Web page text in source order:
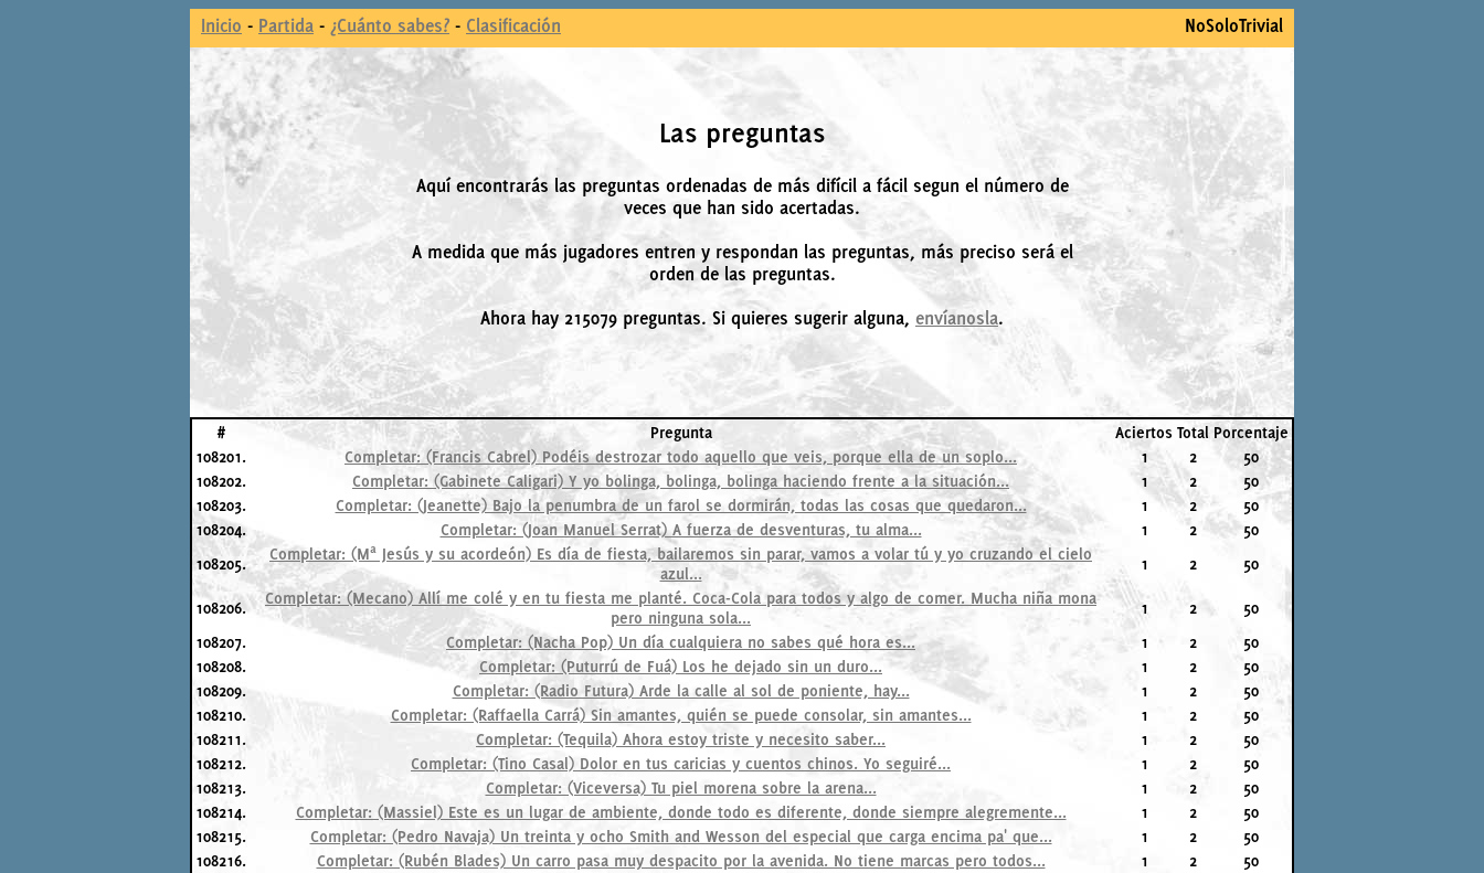
Inicio - Partida - ¿Cuánto sabes? - Clasificación NoSoloTrivial
Las preguntas
Aquí encontrarás las preguntas ordenadas de más difícil a fácil segun el número de
veces que han sido acertadas.
A medida que más jugadores entren y respondan las preguntas, más preciso será el
orden de las preguntas.
Ahora hay 215079 preguntas. Si quieres sugerir alguna, envíanosla.
# Pregunta Aciertos Total Porcentaje
108201.
Completar: (Francis Cabrel) Podéis destrozar todo aquello que veis, porque ella de un soplo... 1 2
50
108202.
Completar: (Gabinete Caligari) Y yo bolinga, bolinga, bolinga haciendo frente a la situación... 1 2
50
108203.
Completar: (Jeanette) Bajo la penumbra de un farol se dormirán, todas las cosas que quedaron... 1 2
50
108204.
Completar: (Joan Manuel Serrat) A fuerza de desventuras, tu alma... 1 2
50
108205.
Completar: (Mª Jesús y su acordeón) Es día de fiesta, bailaremos sin parar, vamos a volar tú y yo cruzando el cielo
azul...
1 2 50
108206.
Completar: (Mecano) Allí me colé y en tu fiesta me planté. Coca-Cola para todos y algo de comer. Mucha niña mona
pero ninguna sola...
1 2
50
108207.
Completar: (Nacha Pop) Un día cualquiera no sabes qué hora es... 1 2
50
108208.
Completar: (Puturrú de Fuá) Los he dejado sin un duro... 1 2
50
108209.
Completar: (Radio Futura) Arde la calle al sol de poniente, hay... 1 2
50
108210.
Completar: (Raffaella Carrá) Sin amantes, quién se puede consolar, sin amantes... 1 2
50
108211.
Completar: (Tequila) Ahora estoy triste y necesito saber... 1 2
50
108212.
Completar: (Tino Casal) Dolor en tus caricias y cuentos chinos. Yo seguiré... 1 2
50
108213.
Completar: (Viceversa) Tu piel morena sobre la arena... 1 2
50
108214.
Completar: (Massiel) Este es un lugar de ambiente, donde todo es diferente, donde siempre alegremente... 1 2
50
108215.
Completar: (Pedro Navaja) Un treinta y ocho Smith and Wesson del especial que carga encima pa' que... 1 2
50
108216.
Completar: (Rubén Blades) Un carro pasa muy despacito por la avenida. No tiene marcas pero todos... 1 2
50